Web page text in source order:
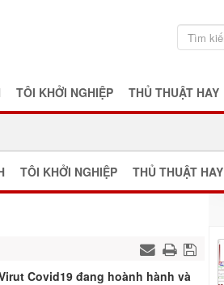
TÔI KHỞI NGHIỆP THỦ THUẬT HAY
TÔI KHỞI NGHIỆP THỦ THUẬT HAY
Covid19 đang hoành hành và